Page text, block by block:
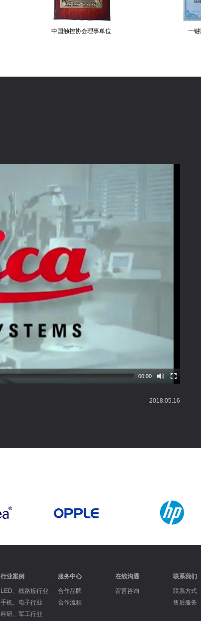
中国触控协会理事单位
00:00
2018.05.16
行业案例
LED、线路板行业
手机、电子行业
科研、军工行业
服务中心
合作品牌
合作流程
在线沟通
留言咨询
联系我们
联系方式
售后服务